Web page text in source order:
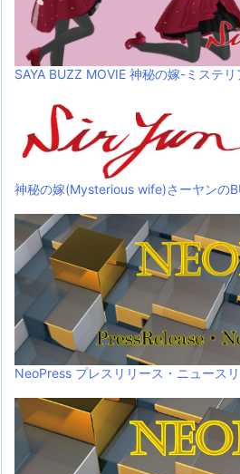
SAYA BUZZ MOVIE 神秘の嫁-ミステ
神秘の嫁(Mysterious wife)さーヤンの
NeoPress プレスリリース・ニュース